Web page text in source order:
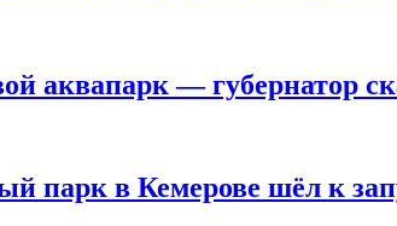
аквапарк — губернатор
парк в Кемерове шёл к